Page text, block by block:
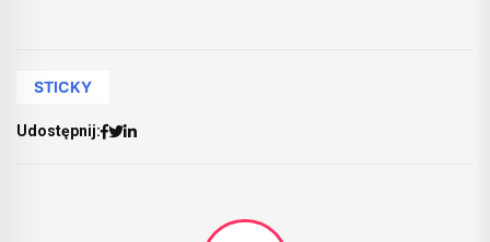
STICKY
Udostępnij: